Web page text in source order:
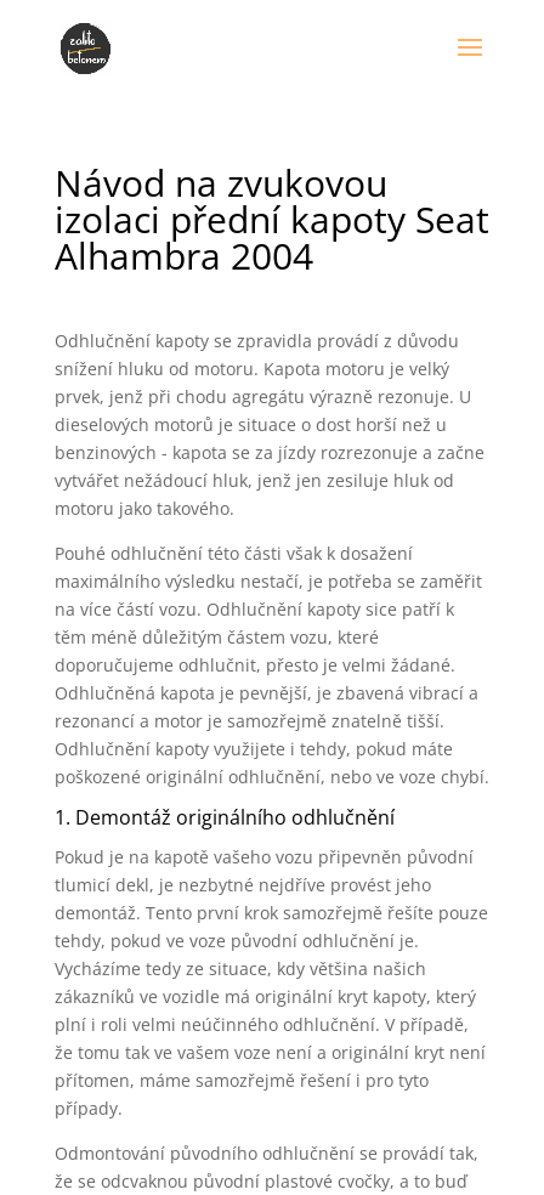
Návod na zvukovou
izolaci přední kapoty Seat
Alhambra 2004
Odhlučnění kapoty se zpravidla provádí z důvodu
snížení hluku od motoru. Kapota motoru je velký
prvek, jenž při chodu agregátu výrazně rezonuje. U
dieselových motorů je situace o dost horší než u
benzinových - kapota se za jízdy rozrezonuje a začne
vytvářet nežádoucí hluk, jenž jen zesiluje hluk od
motoru jako takového.
Pouhé odhlučnění této části však k dosažení
maximálního výsledku nestačí, je potřeba se zaměřit
na více částí vozu. Odhlučnění kapoty sice patří k
těm méně důležitým částem vozu, které
doporučujeme odhlučnit, přesto je velmi žádané.
Odhlučněná kapota je pevnější, je zbavená vibrací a
rezonancí a motor je samozřejmě znatelně tišší.
Odhlučnění kapoty využijete i tehdy, pokud máte
poškozené originální odhlučnění, nebo ve voze chybí.
1. Demontáž originálního odhlučnění
Pokud je na kapotě vašeho vozu připevněn původní
tlumicí dekl, je nezbytné nejdříve provést jeho
demontáž. Tento první krok samozřejmě řešíte pouze
tehdy, pokud ve voze původní odhlučnění je.
Vycházíme tedy ze situace, kdy většina našich
zákazníků ve vozidle má originální kryt kapoty, který
plní i roli velmi neúčinného odhlučnění. V případě,
že tomu tak ve vašem voze není a originální kryt není
přítomen, máme samozřejmě řešení i pro tyto
případy.
Odmontování původního odhlučnění se provádí tak,
že se odcvaknou původní plastové cvočky, a to buď